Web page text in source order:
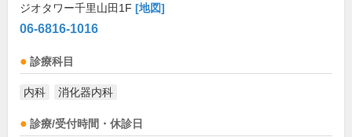
ジオタワー千里山田1F [地図]
06-6816-1016
診療科目
内科 消化器内科
診療/受付時間・休診日